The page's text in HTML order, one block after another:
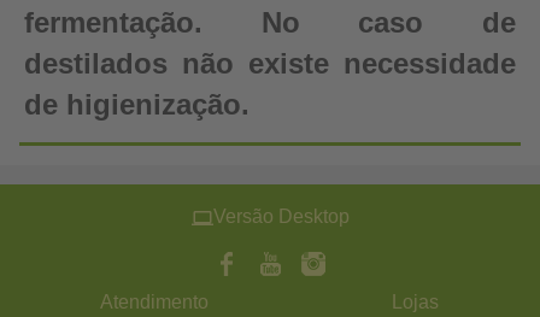
fermentação. No caso de
destilados não existe necessidade
de higienização.
Versão Desktop
Atendimento Lojas